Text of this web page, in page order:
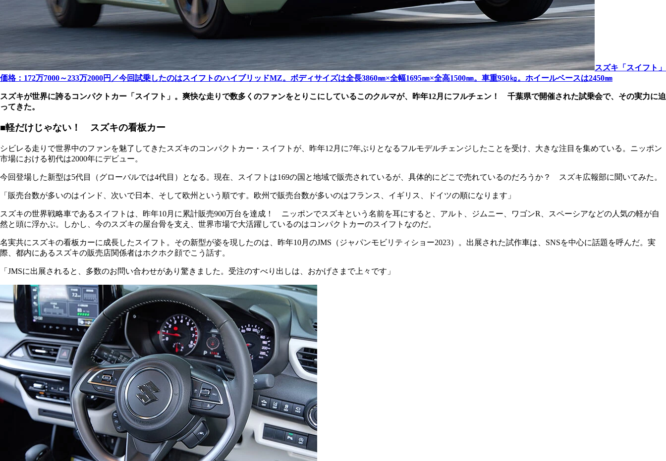
スズキ「スイフト」
価格：172万7000～233万2000円／今回試乗したのはスイフトのハイブリッドMZ。ボディサイズは全長3860㎜×全幅1695㎜×全高1500㎜。車重950㎏。ホイールベースは2450㎜
スズキが世界に誇るコンパクトカー「スイフト」。爽快な走りで数多くのファンをとりこにしているこのクルマが、昨年12月にフルチェン！ 千葉県で開催された試乗会で、その実力に迫
ってきた。
■軽だけじゃない！ スズキの看板カー
シビレる走りで世界中のファンを魅了してきたスズキのコンパクトカー・スイフトが、昨年12月に7年ぶりとなるフルモデルチェンジしたことを受け、大きな注目を集めている。ニッポン
市場における初代は2000年にデビュー。
今回登場した新型は5代目（グローバルでは4代目）となる。現在、スイフトは169の国と地域で販売されているが、具体的にどこで売れているのだろうか？ スズキ広報部に聞いてみた。
「販売台数が多いのはインド、次いで日本、そして欧州という順です。欧州で販売台数が多いのはフランス、イギリス、ドイツの順になります」
スズキの世界戦略車であるスイフトは、昨年10月に累計販売900万台を達成！ ニッポンでスズキという名前を耳にすると、アルト、ジムニー、ワゴンR、スペーシアなどの人気の軽が自
然と頭に浮かぶ。しかし、今のスズキの屋台骨を支え、世界市場で大活躍しているのはコンパクトカーのスイフトなのだ。
名実共にスズキの看板カーに成長したスイフト。その新型が姿を現したのは、昨年10月のJMS（ジャパンモビリティショー2023）。出展された試作車は、SNSを中心に話題を呼んだ。実
際、都内にあるスズキの販売店関係者はホクホク顔でこう話す。
「JMSに出展されると、多数のお問い合わせがあり驚きました。受注のすべり出しは、おかげさまで上々です」